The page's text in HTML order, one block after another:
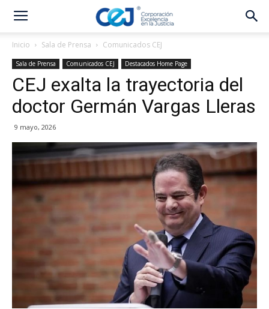
Inicio Sala de Prensa Comunicados CEJ
Sala de Prensa Comunicados CEJ Destacados Home Page
CEJ exalta la trayectoria del
doctor Germán Vargas Lleras
9 mayo, 2026